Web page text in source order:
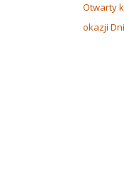
Otwarty
okazji